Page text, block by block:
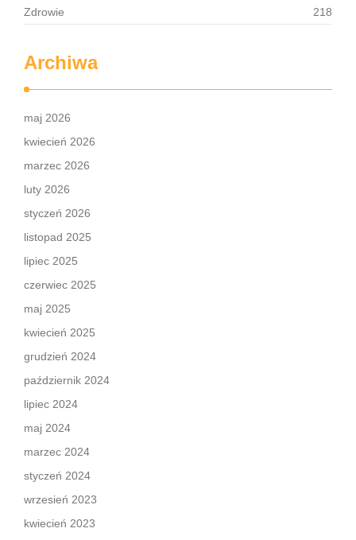
Zdrowie
218
Archiwa
maj 2026
kwiecień 2026
marzec 2026
luty 2026
styczeń 2026
listopad 2025
lipiec 2025
czerwiec 2025
maj 2025
kwiecień 2025
grudzień 2024
październik 2024
lipiec 2024
maj 2024
marzec 2024
styczeń 2024
wrzesień 2023
kwiecień 2023